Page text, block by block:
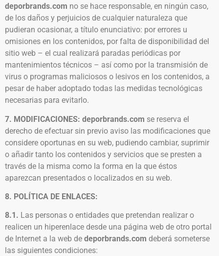
deporbrands.com no se hace responsable, en ningún caso,
de los daños y perjuicios de cualquier naturaleza que
pudieran ocasionar, a título enunciativo: por errores u
omisiones en los contenidos, por falta de disponibilidad del
sitio web – el cual realizará paradas periódicas por
mantenimientos técnicos – así como por la transmisión de
virus o programas maliciosos o lesivos en los contenidos, a
pesar de haber adoptado todas las medidas tecnológicas
necesarias para evitarlo.
7. MODIFICACIONES: deporbrands.com se reserva el
derecho de efectuar sin previo aviso las modificaciones que
considere oportunas en su web, pudiendo cambiar, suprimir
o añadir tanto los contenidos y servicios que se presten a
través de la misma como la forma en la que éstos
aparezcan presentados o localizados en su web.
8. POLÍTICA DE ENLACES:
8.1. Las personas o entidades que pretendan realizar o
realicen un hiperenlace desde una página web de otro portal
de Internet a la web de deporbrands.com deberá someterse
las siguientes condiciones: